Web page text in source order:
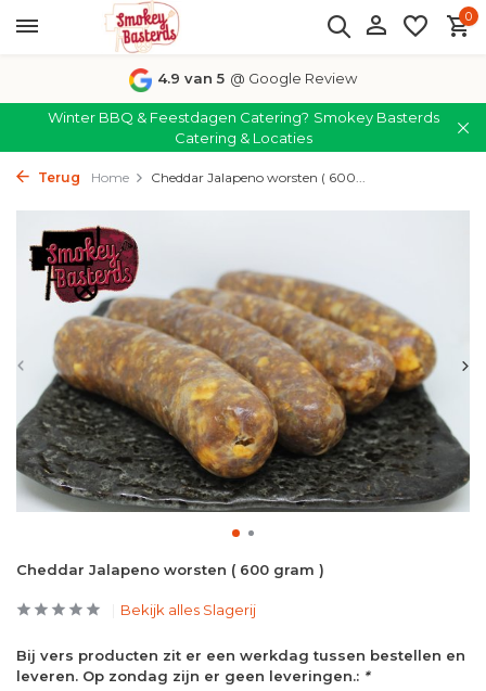
0
4.9 van 5 @ Google Review
Winter BBQ & Feestdagen Catering? Smokey Basterds
Catering & Locaties
Terug Home Cheddar Jalapeno worsten ( 600...
Cheddar Jalapeno worsten ( 600 gram )
Bekijk alles Slagerij
Bij vers producten zit er een werkdag tussen bestellen en
leveren. Op zondag zijn er geen leveringen.: *